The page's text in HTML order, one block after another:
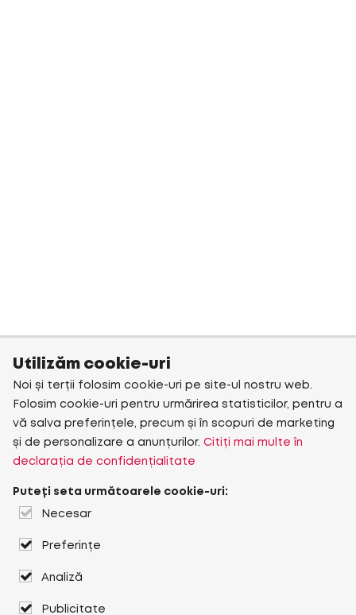
Utilizăm cookie-uri
Noi și terții folosim cookie-uri pe site-ul nostru web.
Folosim cookie-uri pentru urmărirea statisticilor, pentru a
vă salva preferințele, precum și în scopuri de marketing
și de personalizare a anunțurilor. Citiți mai multe în
declarația de confidențialitate
Puteți seta următoarele cookie-uri:
Necesar
Preferințe
Analiză
Publicitate